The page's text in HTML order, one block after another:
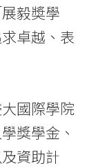
毅奬學
卓越、表
國際學院
獎學金、
資助計